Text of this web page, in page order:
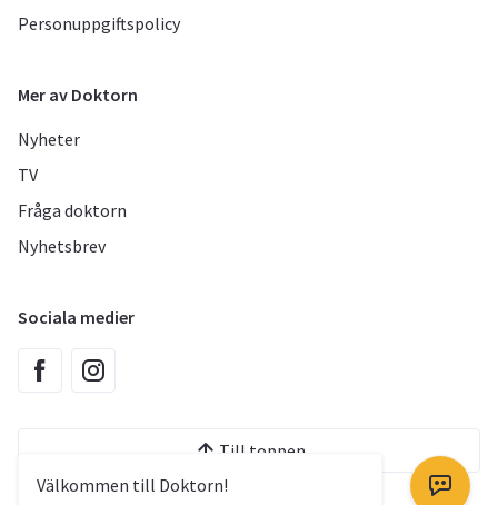
Välkommen till Doktorn!
Personuppgiftspolicy
Mer av Doktorn
Nyheter
TV
Fråga doktorn
Nyhetsbrev
Sociala medier
Till toppen